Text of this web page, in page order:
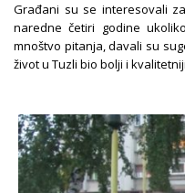
Građani su se interesovali
naredne četiri godine
mnoštvo pitanja, davali su
život u Tuzli bio bolji i